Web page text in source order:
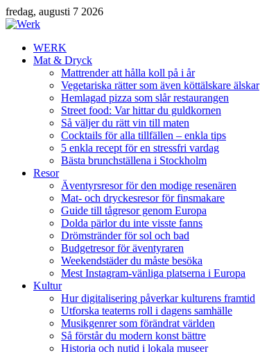
fredag, augusti 7 2026
WERK
Mat & Dryck
Mattrender att hålla koll på i år
Vegetariska rätter som även köttälskare älskar
Hemlagad pizza som slår restaurangen
Street food: Var hittar du guldkornen
Så väljer du rätt vin till maten
Cocktails för alla tillfällen – enkla tips
5 enkla recept för en stressfri vardag
Bästa brunchställena i Stockholm
Resor
Äventyrsresor för den modige resenären
Mat- och dryckesresor för finsmakare
Guide till tågresor genom Europa
Dolda pärlor du inte visste fanns
Drömstränder för sol och bad
Budgetresor för äventyraren
Weekendstäder du måste besöka
Mest Instagram-vänliga platserna i Europa
Kultur
Hur digitalisering påverkar kulturens framtid
Utforska teaterns roll i dagens samhälle
Musikgenrer som förändrat världen
Så förstår du modern konst bättre
Historia och nutid i lokala museer